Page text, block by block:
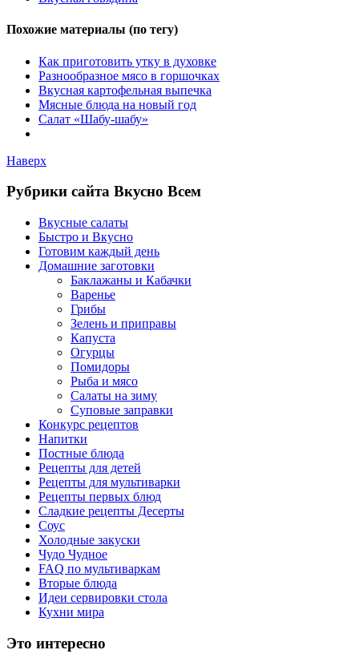
Похожие материалы (по тегу)
Как приготовить утку в духовке
Разнообразное мясо в горшочках
Вкусная картофельная выпечка
Мясные блюда на новый год
Салат «Шабу-шабу»
Наверх
Рубрики сайта Вкусно Всем
Вкусные салаты
Быстро и Вкусно
Готовим каждый день
Домашние заготовки
Баклажаны и Кабачки
Варенье
Грибы
Зелень и приправы
Капуста
Огурцы
Помидоры
Рыба и мясо
Салаты на зиму
Суповые заправки
Конкурс рецептов
Напитки
Постные блюда
Рецепты для детей
Рецепты для мультиварки
Рецепты первых блюд
Сладкие рецепты Десерты
Соус
Холодные закуски
Чудо Чудное
FAQ по мультиваркам
Вторые блюда
Идеи сервировки стола
Кухни мира
Это интересно